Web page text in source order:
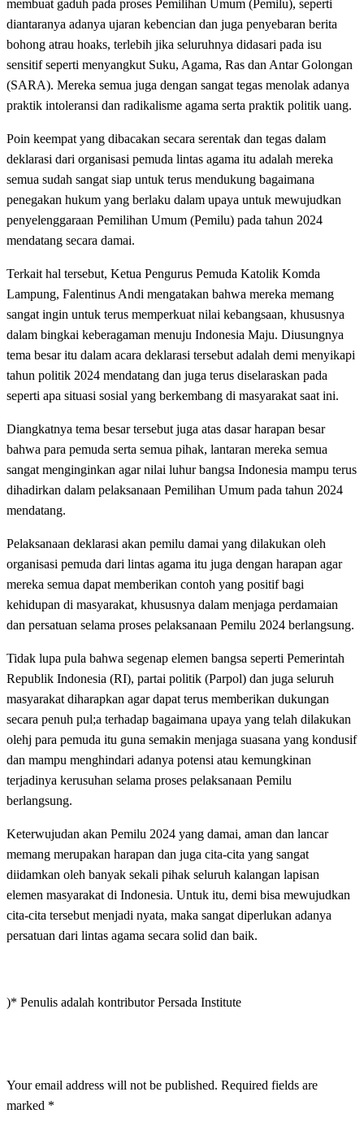
membuat gaduh pada proses Pemilihan Umum (Pemilu), seperti
diantaranya adanya ujaran kebencian dan juga penyebaran berita
bohong atrau hoaks, terlebih jika seluruhnya didasari pada isu
sensitif seperti menyangkut Suku, Agama, Ras dan Antar Golongan
(SARA). Mereka semua juga dengan sangat tegas menolak adanya
praktik intoleransi dan radikalisme agama serta praktik politik uang.
Poin keempat yang dibacakan secara serentak dan tegas dalam
deklarasi dari organisasi pemuda lintas agama itu adalah mereka
semua sudah sangat siap untuk terus mendukung bagaimana
penegakan hukum yang berlaku dalam upaya untuk mewujudkan
penyelenggaraan Pemilihan Umum (Pemilu) pada tahun 2024
mendatang secara damai.
Terkait hal tersebut, Ketua Pengurus Pemuda Katolik Komda
Lampung, Falentinus Andi mengatakan bahwa mereka memang
sangat ingin untuk terus memperkuat nilai kebangsaan, khususnya
dalam bingkai keberagaman menuju Indonesia Maju. Diusungnya
tema besar itu dalam acara deklarasi tersebut adalah demi menyikapi
tahun politik 2024 mendatang dan juga terus diselaraskan pada
seperti apa situasi sosial yang berkembang di masyarakat saat ini.
Diangkatnya tema besar tersebut juga atas dasar harapan besar
bahwa para pemuda serta semua pihak, lantaran mereka semua
sangat menginginkan agar nilai luhur bangsa Indonesia mampu terus
dihadirkan dalam pelaksanaan Pemilihan Umum pada tahun 2024
mendatang.
Pelaksanaan deklarasi akan pemilu damai yang dilakukan oleh
organisasi pemuda dari lintas agama itu juga dengan harapan agar
mereka semua dapat memberikan contoh yang positif bagi
kehidupan di masyarakat, khususnya dalam menjaga perdamaian
dan persatuan selama proses pelaksanaan Pemilu 2024 berlangsung.
Tidak lupa pula bahwa segenap elemen bangsa seperti Pemerintah
Republik Indonesia (RI), partai politik (Parpol) dan juga seluruh
masyarakat diharapkan agar dapat terus memberikan dukungan
secara penuh pul;a terhadap bagaimana upaya yang telah dilakukan
olehj para pemuda itu guna semakin menjaga suasana yang kondusif
dan mampu menghindari adanya potensi atau kemungkinan
terjadinya kerusuhan selama proses pelaksanaan Pemilu
berlangsung.
Keterwujudan akan Pemilu 2024 yang damai, aman dan lancar
memang merupakan harapan dan juga cita-cita yang sangat
diidamkan oleh banyak sekali pihak seluruh kalangan lapisan
elemen masyarakat di Indonesia. Untuk itu, demi bisa mewujudkan
cita-cita tersebut menjadi nyata, maka sangat diperlukan adanya
persatuan dari lintas agama secara solid dan baik.
)* Penulis adalah kontributor Persada Institute
Your email address will not be published. Required fields are
marked *